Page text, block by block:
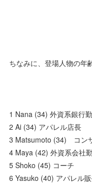
ちなみに、登場人物の年
1 Nana (34) 外資系
2 Ai (34)
3 Matsumoto (34) コン
4 Maya (42) 外資系会社
5 Shoko (45) コーチ
6 Yasuko (40) アパレル